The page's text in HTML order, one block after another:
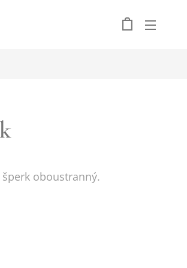
oboustranný.